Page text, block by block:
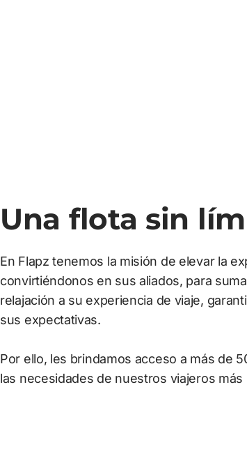
Una flota sin
En Flapz tenemos la misión de elevar la
convirtiéndonos en sus aliados, para
relajación a su experiencia de viaje,
sus expectativas.
Por ello, les brindamos acceso a más de
las necesidades de nuestros viajeros más